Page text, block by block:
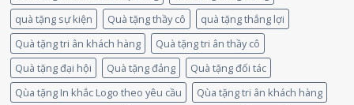
quà tặng sự kiện
Quà tặng thầy cô
quà tặng thắng lợi
Quà tặng tri ân khách hàng
Quà tặng tri ân thầy cô
Quà tặng đại hội
Quà tặng đảng
Quà tặng đối tác
Qùa tặng In khắc Logo theo yêu cầu
Qùa tặng tri ân khách hàng